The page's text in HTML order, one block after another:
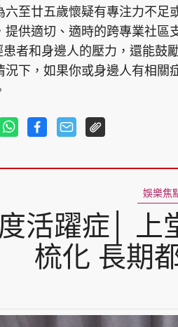
至廿五歲懷疑有專注力不足
供適切、適時的跨專業社區
者和身邊人的壓力，還能鼓
下，如果你或身邊人有相關
娛樂焦
活躍症│ 上
梳化 長期